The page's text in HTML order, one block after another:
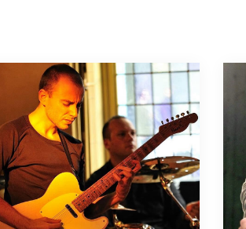
L’Os à Moelle
Jazz Nights
Les Midis-Jazz
Jazz au Pavillon
Jazz & Jam at CBG